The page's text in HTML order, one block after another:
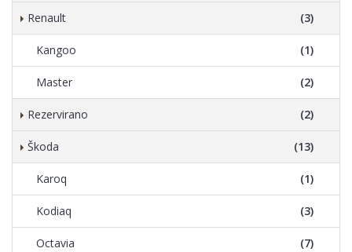
Renault (3)
Kangoo (1)
Master (2)
Rezervirano (2)
Škoda (13)
Karoq (1)
Kodiaq (3)
Octavia (7)